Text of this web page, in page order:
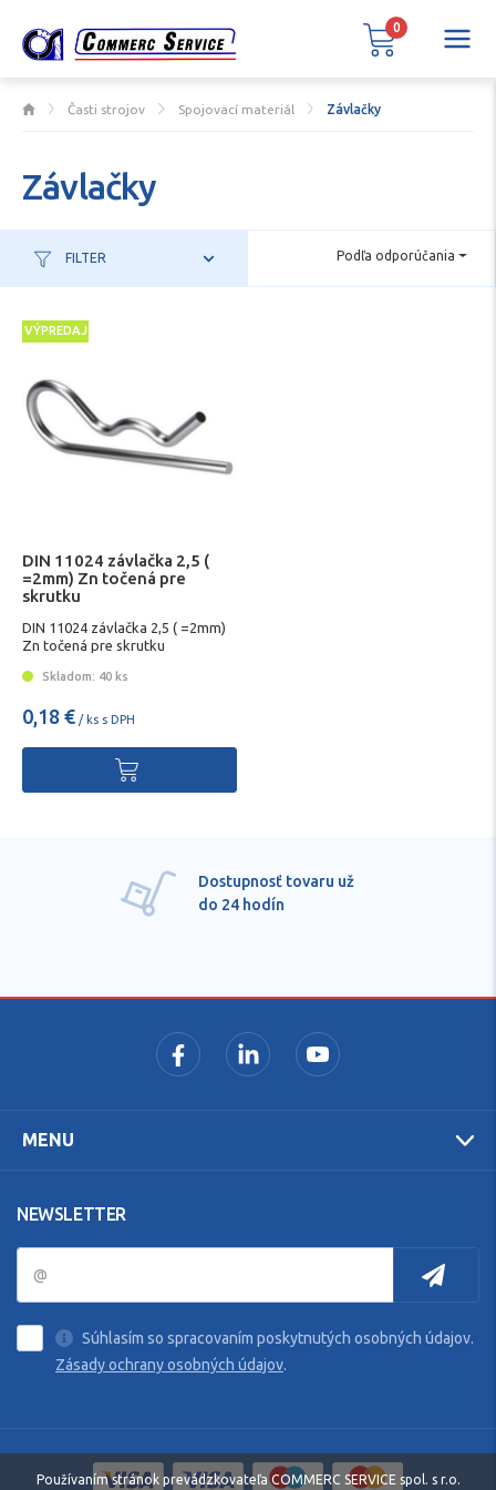
Časti strojov Spojovací materiál Závlačky
Závlačky
FILTER Podľa odporúčania
VÝPREDAJ
DIN 11024 závlačka 2,5 (
=2mm) Zn točená pre
skrutku
DIN 11024 závlačka 2,5 ( =2mm)
Zn točená pre skrutku
Skladom: 40 ks
0,18 € / ks s DPH
Dostupnosť tovaru už
do 24 hodín
MENU
NEWSLETTER
Súhlasím so spracovaním poskytnutých osobných údajov.
Zásady ochrany osobných údajov.
0
Používaním stránok prevádzkovateľa COMMERC SERVICE spol. s r.o.